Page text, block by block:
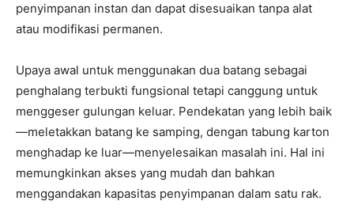
penyimpanan instan dan dapat disesuaikan tanpa alat
atau modifikasi permanen.
Upaya awal untuk menggunakan dua batang sebagai
penghalang terbukti fungsional tetapi canggung untuk
menggeser gulungan keluar. Pendekatan yang lebih baik
—meletakkan batang ke samping, dengan tabung karton
menghadap ke luar—menyelesaikan masalah ini. Hal ini
memungkinkan akses yang mudah dan bahkan
menggandakan kapasitas penyimpanan dalam satu rak.